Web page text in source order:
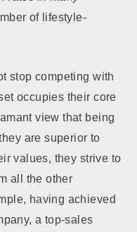
of lifestyle-
stop competing with
occupies their core
view that being
are superior to
values, they strive to
all the other
having achieved
a top-sales